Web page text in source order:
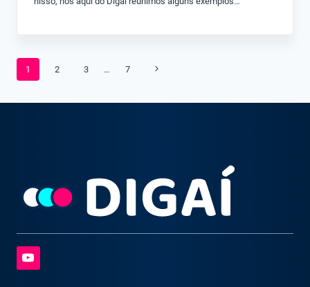
Navegação
da
Página
1 2 3 … 7
Página